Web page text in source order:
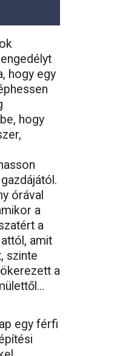
hogy egy
hogy
órával
a
a
amit
szinte
a
egy férfi